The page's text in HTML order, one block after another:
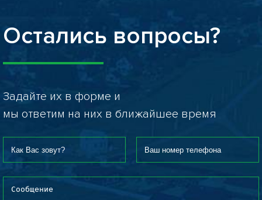
Остались вопросы?
Задайте их в форме и
мы ответим на них в ближайшее время